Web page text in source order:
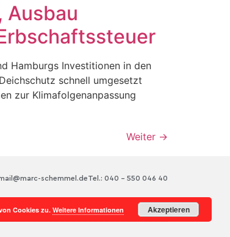
Ausbau
Hamburgs Investitionen in den
schnell umgesetzt
zur Klimafolgenanpassung
Weiter →
Tel.: 040 – 550 046 40
schemmel.de
Cookies zu. Weitere Informationen Akzeptieren